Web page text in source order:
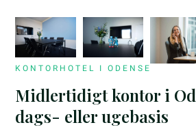
KONTORHOTEL I ODENSE
Midlertidigt kontor i
dags- eller ugebasis